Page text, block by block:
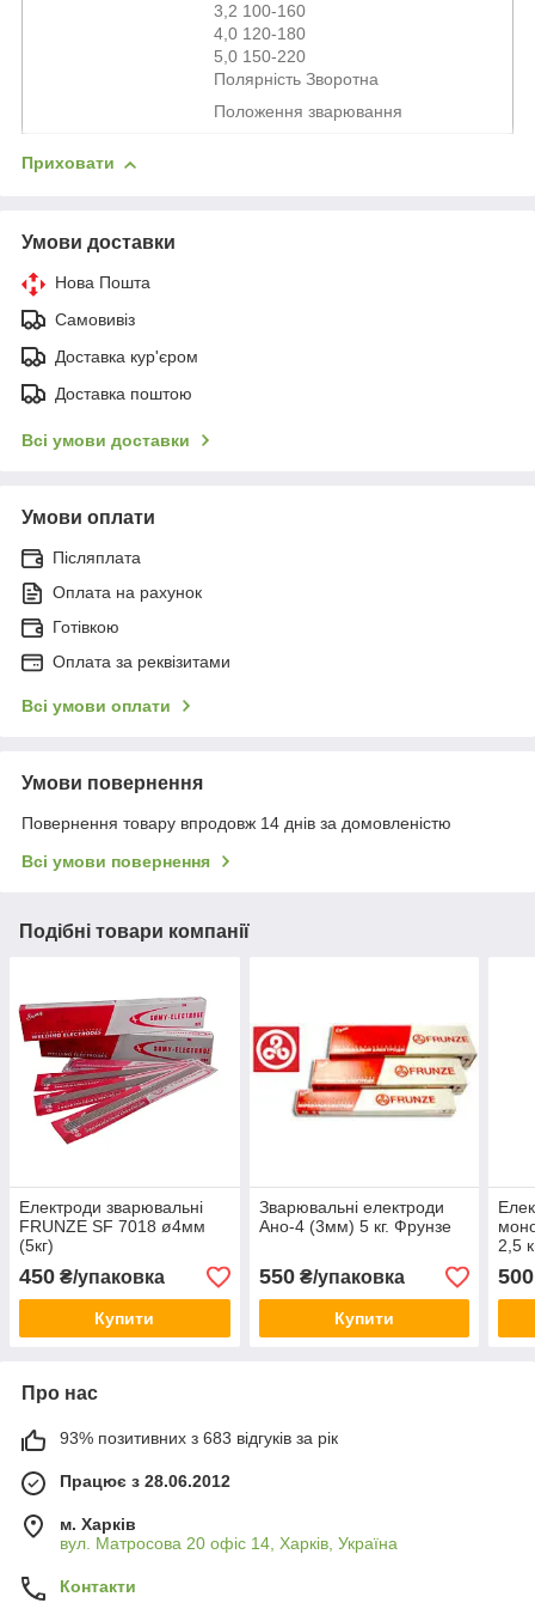
3,2 100-160
4,0 120-180
5,0 150-220
Полярність Зворотна
Положення зварювання
Приховати
Умови доставки
Нова Пошта
Самовивіз
Доставка кур'єром
Доставка поштою
Всі умови доставки
Умови оплати
Післяплата
Оплата на рахунок
Готівкою
Оплата за реквізитами
Всі умови оплати
Умови повернення
Повернення товару впродовж 14 днів за домовленістю
Всі умови повернення
Подібні товари компанії
Електроди зварювальні
FRUNZE SF 7018 ø4мм
(5кг)
450 ₴/упаковка
Купити
Зварювальні електроди
Ано-4 (3мм) 5 кг. Фрунзе
550₴/упаковка
Купити
2,5
500
Про нас
93% позитивних з 683 відгуків за рік
Працює з 28.06.2012
м. Харків
вул. Матросова 20 офіс 14, Харків, Україна
Контакти